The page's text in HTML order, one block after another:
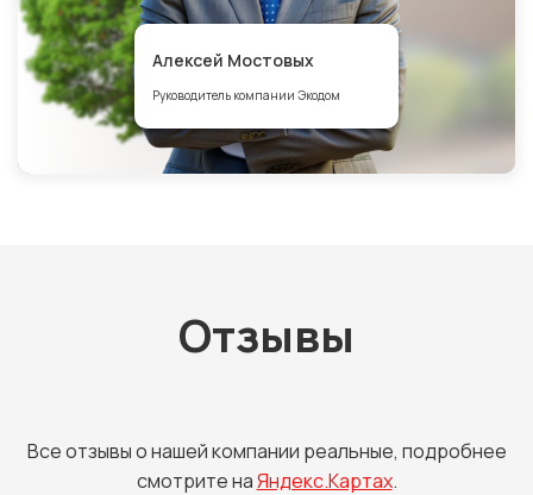
Алексей Мостовых
Руководитель компании Экодом
Отзывы
Все отзывы о нашей компании реальные, подробнее
смотрите наЯндекс.Картах.